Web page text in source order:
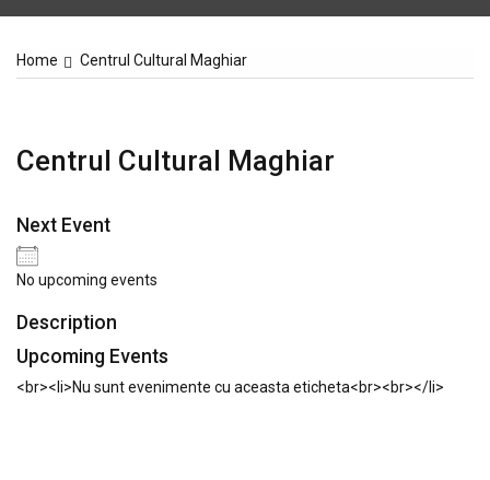
Home Centrul Cultural Maghiar
Centrul Cultural Maghiar
Next Event
No upcoming events
Description
Upcoming Events
<br><li>Nu sunt evenimente cu aceasta eticheta<br><br></li>